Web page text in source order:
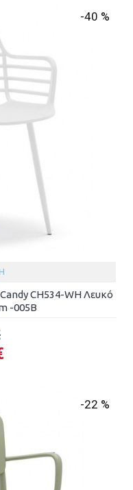
-40 %
CH534-WH Λευκό
-005B
-22 %